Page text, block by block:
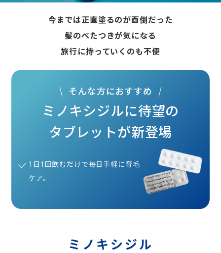
今までは正直塗るのが面倒だった
髪のべたつきが気になる
旅行に持っていくのも不便
そんな方におすすめ
ミノキシジルに待望の
タブレットが新登場
1日1回飲むだけで毎日手軽に育毛
ケア。
ミノキシジル